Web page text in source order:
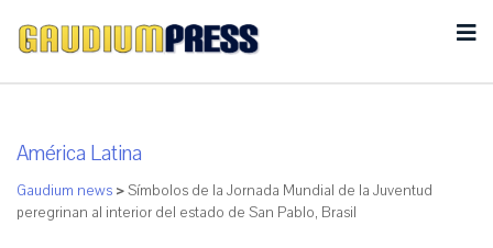
América Latina
Gaudium news >Símbolos de la Jornada Mundial de la Juventud
peregrinan al interior del estado de San Pablo, Brasil